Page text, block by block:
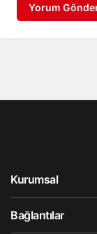
Yorum
Kurumsal
Bağlantılar